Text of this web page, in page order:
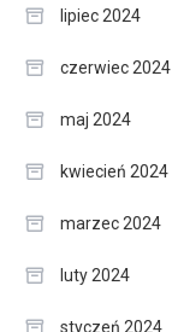
lipiec 2024
czerwiec 2024
maj 2024
kwiecień 2024
marzec 2024
luty 2024
styczeń 2024